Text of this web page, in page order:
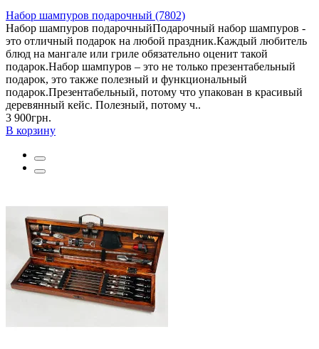
Набор шампуров подарочный (7802)
Набор шампуров подарочныйПодарочный набор шампуров -
это отличный подарок на любой праздник.Каждый любитель
блюд на мангале или гриле обязательно оценит такой
подарок.Набор шампуров – это не только презентабельный
подарок, это также полезный и функциональный
подарок.Презентабельный, потому что упакован в красивый
деревянный кейс. Полезный, потому ч..
3 900грн.
В корзину